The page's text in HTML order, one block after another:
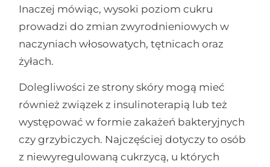
Inaczej mówiąc, wysoki poziom cukru
prowadzi do zmian zwyrodnieniowych w
naczyniach włosowatych, tętnicach oraz
żyłach.
Dolegliwości ze strony skóry mogą mieć
również związek z insulinoterapią lub też
występować w formie zakażeń bakteryjnych
czy grzybiczych. Najczęściej dotyczy to osób
z niewyregulowaną cukrzycą, u których